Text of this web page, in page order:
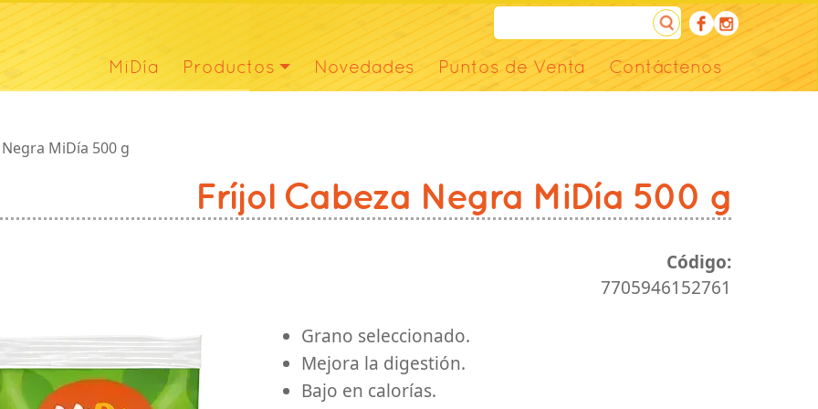
Navegación principal
MiDía Productos Novedades Puntos de Venta Contáctenos
MiDía 500 g
Fríjol Cabeza Negra MiDía 500 g
Código:
7705946152761
Grano seleccionado.
Mejora la digestión.
Bajo en calorías.